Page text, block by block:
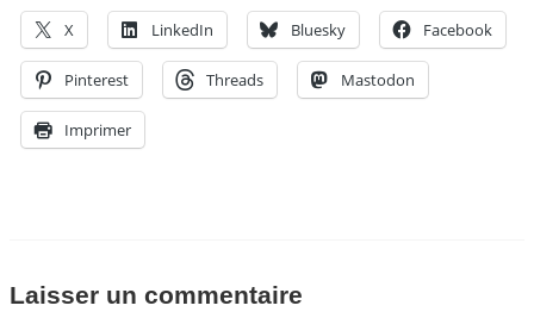
X LinkedIn Bluesky Facebook
Pinterest Threads Mastodon
Imprimer
Laisser un commentaire